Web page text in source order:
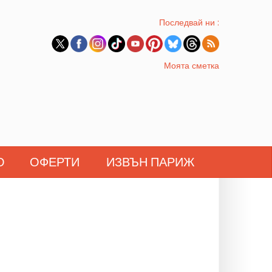
Последвай ни :
Моята сметка
ОФЕРТИ ИЗВЪН ПАРИЖ